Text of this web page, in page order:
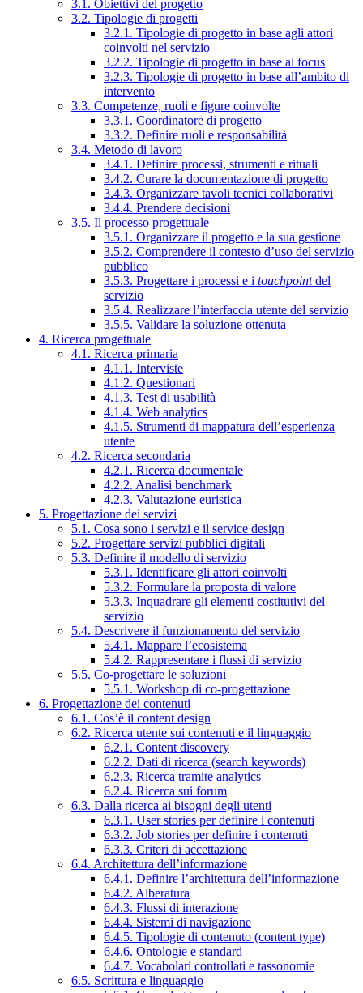
3.1. Obiettivi del progetto
3.2. Tipologie di progetti
3.2.1. Tipologie di progetto in base agli attori
coinvolti nel servizio
3.2.2. Tipologie di progetto in base al focus
3.2.3. Tipologie di progetto in base all’ambito di
intervento
3.3. Competenze, ruoli e figure coinvolte
3.3.1. Coordinatore di progetto
3.3.2. Definire ruoli e responsabilità
3.4. Metodo di lavoro
3.4.1. Definire processi, strumenti e rituali
3.4.2. Curare la documentazione di progetto
3.4.3. Organizzare tavoli tecnici collaborativi
3.4.4. Prendere decisioni
3.5. Il processo progettuale
3.5.1. Organizzare il progetto e la sua gestione
3.5.2. Comprendere il contesto d’uso del servizio
pubblico
3.5.3. Progettare i processi e i touchpointdel
servizio
3.5.4. Realizzare l’interfaccia utente del servizio
3.5.5. Validare la soluzione ottenuta
4. Ricerca progettuale
4.1. Ricerca primaria
4.1.1. Interviste
4.1.2. Questionari
4.1.3. Test di usabilità
4.1.4. Web analytics
4.1.5. Strumenti di mappatura dell’esperienza
utente
4.2. Ricerca secondaria
4.2.1. Ricerca documentale
4.2.2. Analisi benchmark
4.2.3. Valutazione euristica
5. Progettazione dei servizi
5.1. Cosa sono i servizi e il service design
5.2. Progettare servizi pubblici digitali
5.3. Definire il modello di servizio
5.3.1. Identificare gli attori coinvolti
5.3.2. Formulare la proposta di valore
5.3.3. Inquadrare gli elementi costitutivi del
servizio
5.4. Descrivere il funzionamento del servizio
5.4.1. Mappare l’ecosistema
5.4.2. Rappresentare i flussi di servizio
5.5. Co-progettare le soluzioni
5.5.1. Workshop di co-progettazione
6. Progettazione dei contenuti
6.1. Cos’è il content design
6.2. Ricerca utente sui contenuti e il linguaggio
6.2.1. Content discovery
6.2.2. Dati di ricerca (search keywords)
6.2.3. Ricerca tramite analytics
6.2.4. Ricerca sui forum
6.3. Dalla ricerca ai bisogni degli utenti
6.3.1. User stories per definire i contenuti
6.3.2. Job stories per definire i contenuti
6.3.3. Criteri di accettazione
6.4. Architettura dell’informazione
6.4.1. Definire l’architettura dell’informazione
6.4.2. Alberatura
6.4.3. Flussi di interazione
6.4.4. Sistemi di navigazione
6.4.5. Tipologie di contenuto (content type)
6.4.6. Ontologie e standard
6.4.7. Vocabolari controllati e tassonomie
6.5. Scrittura e linguaggio